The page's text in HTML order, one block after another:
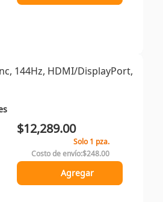
144Hz, HDMI/DisplayPort,
$12,289.00
Costo de envío:$248.00
Solo 1 pza.
Agregar